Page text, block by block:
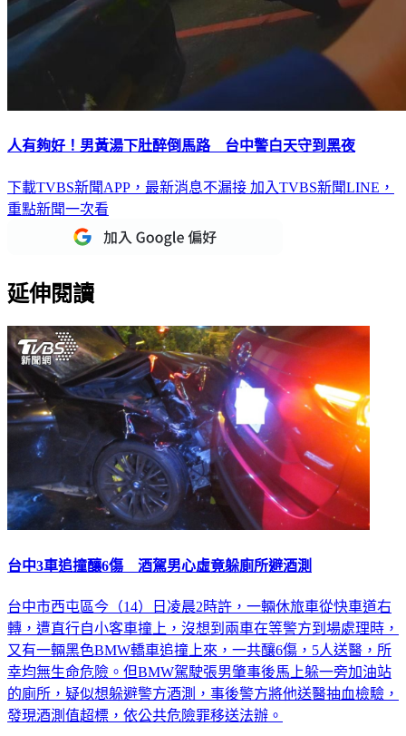
人有夠好！男黃湯下肚醉倒馬路 台中警白天守到黑夜
下載TVBS新聞APP，最新消息不漏接 加入TVBS新聞LINE，
重點新聞一次看
延伸閱讀
台中3車追撞釀6傷 酒駕男心虛竟躲廁所避酒測
台中市西屯區今（14）日凌晨2時許，一輛休旅車從快車道右
轉，遭直行自小客車撞上，沒想到兩車在等警方到場處理時，
又有一輛黑色BMW轎車追撞上來，一共釀6傷，5人送醫，所
幸均無生命危險。但BMW駕駛張男肇事後馬上躲一旁加油站
的廁所，疑似想躲避警方酒測，事後警方將他送醫抽血檢驗，
發現酒測值超標，依公共危險罪移送法辦。